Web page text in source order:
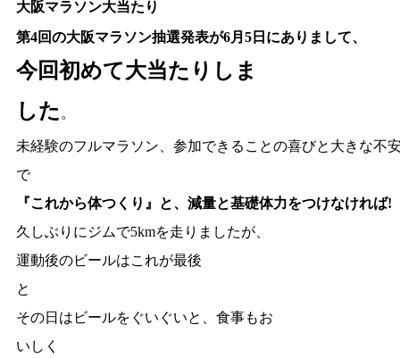
大阪マラソン大当たり
第4回の大阪マラソン抽選発表が6月5日にありまして、
今回初めて大当たりしま
した 。
未経験のフルマラソン、参加できることの喜びと大きな不
で
『これから体つくり』と、減量と基礎体力をつけなければ!
久しぶりにジムで5kmを走りましたが、
運動後のビールはこれが最後
と
その日はビールをぐいぐいと、食事もお
いしく